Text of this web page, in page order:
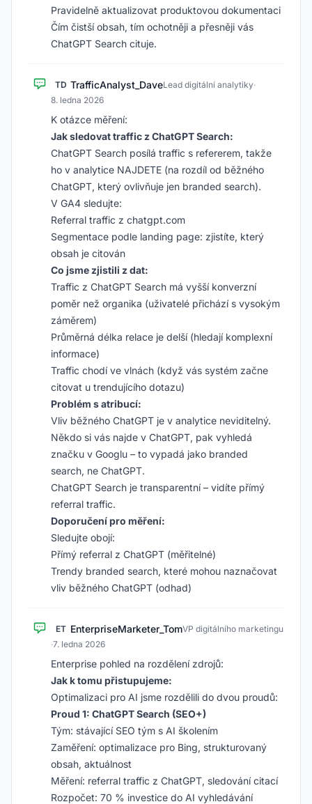
Pravidelně aktualizovat produktovou dokumentaci
Čím čistší obsah, tím ochotněji a přesněji vás
ChatGPT Search cituje.
TD TrafficAnalyst_DaveLead digitální analytiky·
8. ledna 2026
K otázce měření:
Jak sledovat traffic z ChatGPT Search:
ChatGPT Search posílá traffic s refererem, takže
ho v analytice NAJDETE (na rozdíl od běžného
ChatGPT, který ovlivňuje jen branded search).
V GA4 sledujte:
Referral traffic z chatgpt.com
Segmentace podle landing page: zjistíte, který
obsah je citován
Co jsme zjistili z dat:
Traffic z ChatGPT Search má vyšší konverzní
poměr než organika (uživatelé přichází s vysokým
záměrem)
Průměrná délka relace je delší (hledají komplexní
informace)
Traffic chodí ve vlnách (když vás systém začne
citovat u trendujícího dotazu)
Problém s atribucí:
Vliv běžného ChatGPT je v analytice neviditelný.
Někdo si vás najde v ChatGPT, pak vyhledá
značku v Googlu – to vypadá jako branded
search, ne ChatGPT.
ChatGPT Search je transparentní – vidíte přímý
referral traffic.
Doporučení pro měření:
Sledujte obojí:
Přímý referral z ChatGPT (měřitelné)
Trendy branded search, které mohou naznačovat
vliv běžného ChatGPT (odhad)
ET EnterpriseMarketer_TomVP digitálního marketingu
·7. ledna 2026
Enterprise pohled na rozdělení zdrojů:
Jak k tomu přistupujeme:
Optimalizaci pro AI jsme rozdělili do dvou proudů:
Proud 1: ChatGPT Search (SEO+)
Tým: stávající SEO tým s AI školením
Zaměření: optimalizace pro Bing, strukturovaný
obsah, aktuálnost
Měření: referral traffic z ChatGPT, sledování citací
Rozpočet: 70 % investice do AI vyhledávání